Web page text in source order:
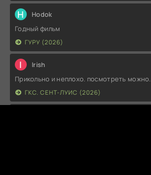
H Hodok
Годный фильм
ГУРУ (2026)
I Irish
Прикольно и неплохо. посмотреть можно.
ГКС. СЕНТ-ЛУИС (2026)